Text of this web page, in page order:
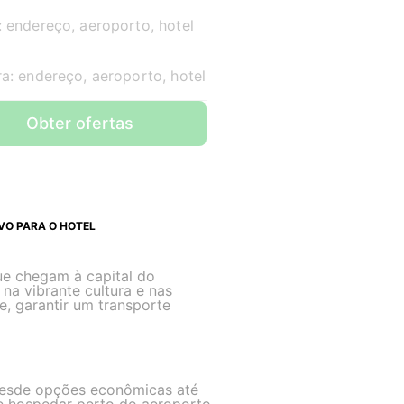
endereço, aeroporto, hotel
endereço, aeroporto, hotel
Obter ofertas
PARA O HOTEL
chegam à capital do
vibrante cultura e nas
garantir um transporte
opções econômicas até